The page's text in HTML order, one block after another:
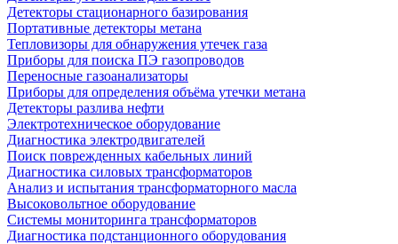
Детекторы стационарного базирования
Портативные детекторы метана
Тепловизоры для обнаружения утечек газа
Приборы для поиска ПЭ газопроводов
Переносные газоанализаторы
Приборы для определения объёма утечки метана
Детекторы разлива нефти
Электротехническое оборудование
Диагностика электродвигателей
Поиск поврежденных кабельных линий
Диагностика силовых трансформаторов
Анализ и испытания трансформаторного масла
Высоковольтное оборудование
Системы мониторинга трансформаторов
Диагностика подстанционного оборудования